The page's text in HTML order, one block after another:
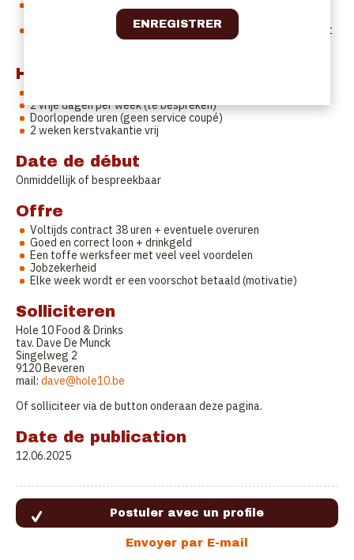
Je presteert nog beter onder druk, zonder de kwaliteit uit het
Horaires de travail
2 vrije dagen per week (te bespreken)
Doorlopende uren (geen service coupé)
2 weken kerstvakantie vrij
Date de début
Onmiddellijk of bespreekbaar
Offre
Voltijds contract 38 uren + eventuele overuren
Goed en correct loon + drinkgeld
Een toffe werksfeer met veel veel voordelen
Jobzekerheid
Elke week wordt er een voorschot betaald (motivatie)
Solliciteren
Hole 10 Food & Drinks
tav. Dave De Munck
Singelweg 2
9120 Beveren
mail: dave@hole10.be
Of solliciteer via de button onderaan deze pagina.
Date de publication
12.06.2025